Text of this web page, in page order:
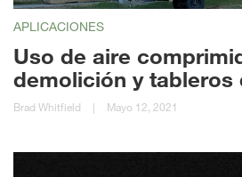
APLICACIONES
Uso de aire
demolición y tableros
Brad Whitfield | Mayo 12, 2021